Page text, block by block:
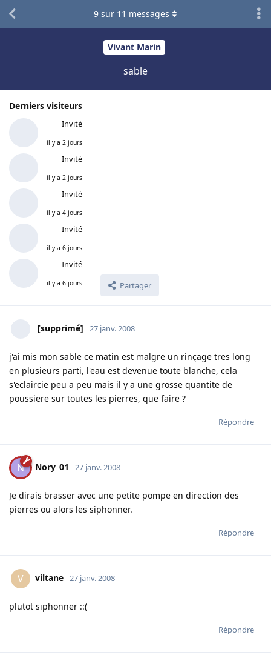
Vivant Marin
sable
Derniers visiteurs
Invité
il y a 2 jours
Invité
il y a 2 jours
Invité
il y a 4 jours
Invité
il y a 6 jours
Invité
il y a 6 jours Partager
9 sur 11 messages
[supprimé] 27 janv. 2008
j'ai mis mon sable ce matin est malgre un rinçage tres long
en plusieurs parti, l'eau est devenue toute blanche, cela
s'eclaircie peu a peu mais il y a une grosse quantite de
poussiere sur toutes les pierres, que faire ?
Répondre
N Nory_01 27 janv. 2008
Je dirais brasser avec une petite pompe en direction des
pierres ou alors les siphonner.
Répondre
V viltane 27 janv. 2008
plutot siphonner ::(
Répondre